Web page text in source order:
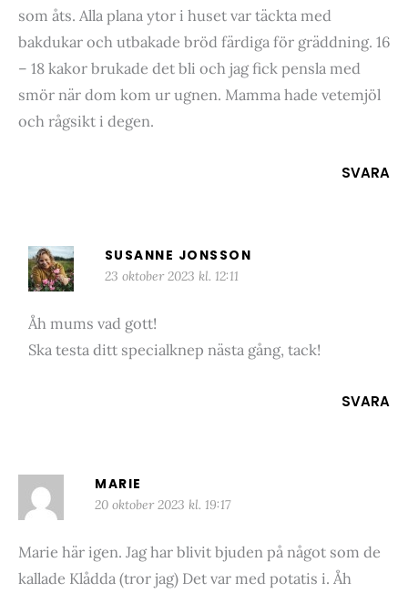
som åts. Alla plana ytor i huset var täckta med
bakdukar och utbakade bröd färdiga för gräddning. 16
– 18 kakor brukade det bli och jag fick pensla med
smör när dom kom ur ugnen. Mamma hade vetemjöl
och rågsikt i degen.
SVARA
SUSANNE JONSSON
23 oktober 2023 kl. 12:11
Åh mums vad gott!
Ska testa ditt specialknep nästa gång, tack!
SVARA
MARIE
20 oktober 2023 kl. 19:17
Marie här igen. Jag har blivit bjuden på något som de
kallade Klådda (tror jag) Det var med potatis i. Åh